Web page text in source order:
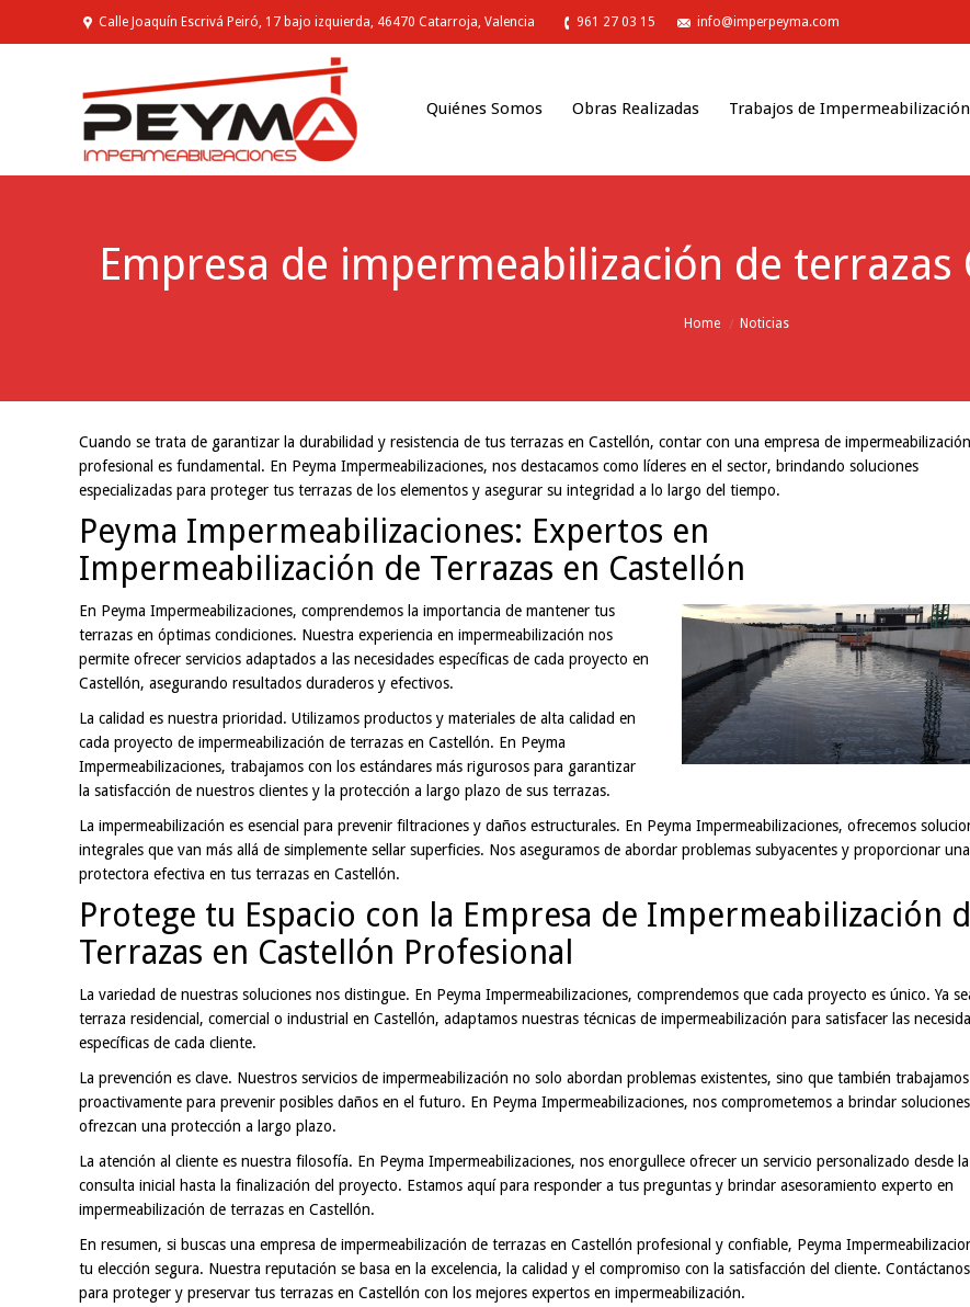
Calle Joaquín Escrivá Peiró, 17 bajo izquierda, 46470 Catarroja, Valencia 961 27 03 15 info@imperpeyma.com
Quiénes Somos Obras Realizadas Trabajos de Impermeabilización
Empresa de impermeabilización de terrazas
Home Noticias
Cuando se trata de garantizar la durabilidad y resistencia de tus terrazas en Castellón, contar con una empresa de impermeabilización
profesional es fundamental. En Peyma Impermeabilizaciones, nos destacamos como líderes en el sector, brindando soluciones
especializadas para proteger tus terrazas de los elementos y asegurar su integridad a lo largo del tiempo.
Peyma Impermeabilizaciones: Expertos en
Impermeabilización de Terrazas en Castellón
En Peyma Impermeabilizaciones, comprendemos la importancia de mantener tus
terrazas en óptimas condiciones. Nuestra experiencia en impermeabilización nos
permite ofrecer servicios adaptados a las necesidades específicas de cada proyecto en
Castellón, asegurando resultados duraderos y efectivos.
La calidad es nuestra prioridad. Utilizamos productos y materiales de alta calidad en
cada proyecto de impermeabilización de terrazas en Castellón. En Peyma
Impermeabilizaciones, trabajamos con los estándares más rigurosos para garantizar
la satisfacción de nuestros clientes y la protección a largo plazo de sus terrazas.
La impermeabilización es esencial para prevenir filtraciones y daños estructurales. En Peyma Impermeabilizaciones, ofrecemos
integrales que van más allá de simplemente sellar superficies. Nos aseguramos de abordar problemas subyacentes y proporcionar
protectora efectiva en tus terrazas en Castellón.
Protege tu Espacio con la Empresa de Impermeabilización
Terrazas en Castellón Profesional
La variedad de nuestras soluciones nos distingue. En Peyma Impermeabilizaciones, comprendemos que cada proyecto es único. Ya
terraza residencial, comercial o industrial en Castellón, adaptamos nuestras técnicas de impermeabilización para satisfacer las
específicas de cada cliente.
La prevención es clave. Nuestros servicios de impermeabilización no solo abordan problemas existentes, sino que también trabajamos
proactivamente para prevenir posibles daños en el futuro. En Peyma Impermeabilizaciones, nos comprometemos a brindar
ofrezcan una protección a largo plazo.
La atención al cliente es nuestra filosofía. En Peyma Impermeabilizaciones, nos enorgullece ofrecer un servicio personalizado desde la
consulta inicial hasta la finalización del proyecto. Estamos aquí para responder a tus preguntas y brindar asesoramiento experto en
impermeabilización de terrazas en Castellón.
En resumen, si buscas una empresa de impermeabilización de terrazas en Castellón profesional y confiable, Peyma
tu elección segura. Nuestra reputación se basa en la excelencia, la calidad y el compromiso con la satisfacción del cliente.
para proteger y preservar tus terrazas en Castellón con los mejores expertos en impermeabilización.